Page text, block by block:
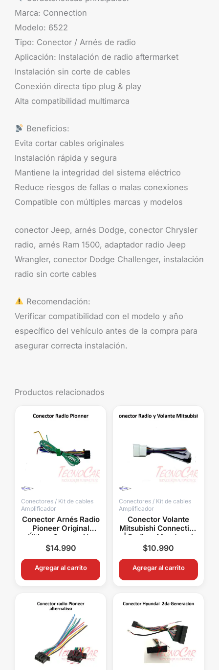
Marca: Connection
Modelo: 6522
Tipo: Conector / Arnés de radio
Aplicación: Instalación de radio aftermarket
Instalación sin corte de cables
Conexión directa tipo plug & play
Alta compatibilidad multimarca
Beneficios:
Evita cortar cables originales
Instalación rápida y segura
Mantiene la integridad del sistema eléctrico
Reduce riesgos de fallas o malas conexiones
Compatible con múltiples marcas y modelos
conector Jeep, arnés Dodge, conector Chrysler
radio, arnés Ram 1500, adaptador radio Jeep
Wrangler, conector Dodge Challenger, instalación
radio sin corte cables
Recomendación:
Verificar compatibilidad con el modelo y año
específico del vehículo antes de la compra para
asegurar correcta instalación.
Productos relacionados
Conectores / Kit de cables
Amplificador
Conector Arnés Radio
Pioneer Original
Última Generación
Plug & Play
$14.990
Agregar al carrito
Conectores / Kit de cables
Amplificador
Conector Volante
Mitsubishi Connection
| Radio y Mandos al
Volante
$10.990
Agregar al carrito